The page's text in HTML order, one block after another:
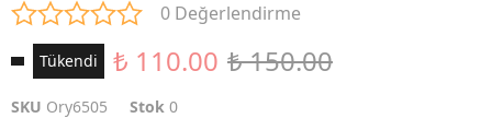
0 Değerlendirme
Tükendi ₺ 110.00 ₺ 150.00
SKU Ory6505 Stok 0